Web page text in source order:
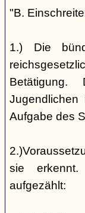
"B.
1.) Die
Aufgabe des
sie erkennt.
aufgezählt: